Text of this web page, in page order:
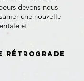
devons-nous
une nouvelle
et
rétrograde